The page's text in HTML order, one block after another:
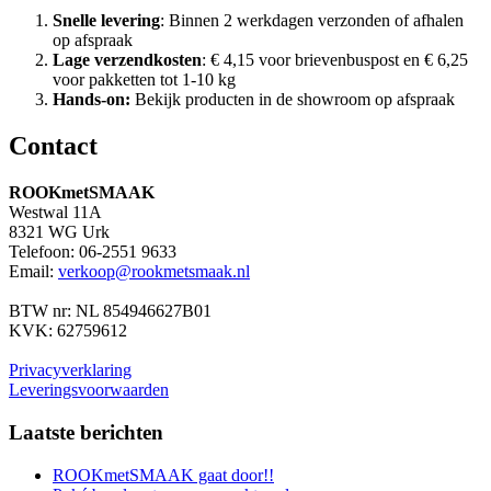
Snelle levering: Binnen 2 werkdagen verzonden of afhalen
op afspraak
Lage verzendkosten: € 4,15 voor brievenbuspost en € 6,25
voor pakketten tot 1-10 kg
Hands-on: Bekijk producten in de showroom op afspraak
Contact
ROOKmetSMAAK
Westwal 11A
8321 WG Urk
Telefoon: 06-2551 9633
Email: verkoop@rookmetsmaak.nl
BTW nr: NL 854946627B01
KVK: 62759612
Privacyverklaring
Leveringsvoorwaarden
Laatste berichten
ROOKmetSMAAK gaat door!!